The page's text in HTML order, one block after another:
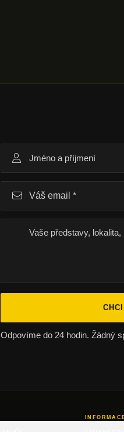
Odpovíme do 24 hodin. Žádný